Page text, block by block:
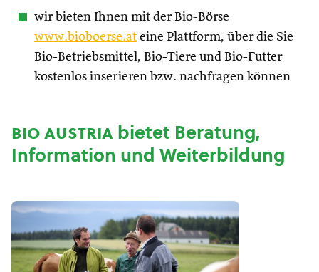
wir bieten Ihnen mit der Bio-Börse
www.bioboerse.at eine Plattform, über die Sie
Bio-Betriebsmittel, Bio-Tiere und Bio-Futter
kostenlos inserieren bzw. nachfragen können
bio austriabietet Beratung,
Information und Weiterbildung